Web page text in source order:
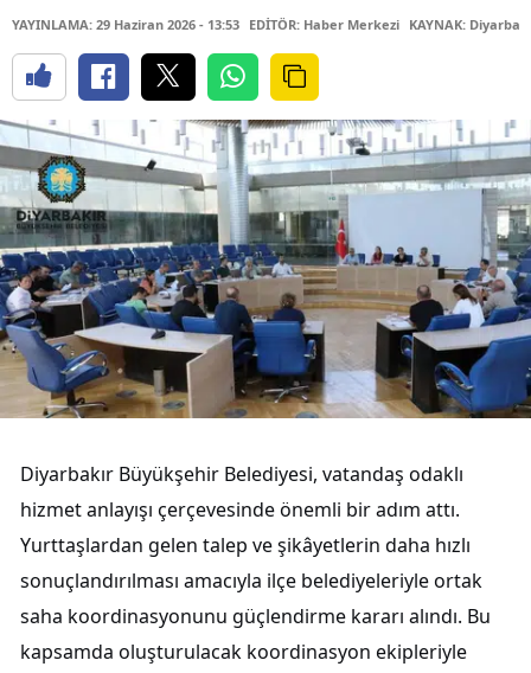
YAYINLAMA: 29 Haziran 2026 - 13:53 EDİTÖR: Haber Merkezi KAYNAK:
Diyarbakır Büyükşehir Belediyesi, vatandaş odaklı
hizmet anlayışı çerçevesinde önemli bir adım attı.
Yurttaşlardan gelen talep ve şikâyetlerin daha hızlı
sonuçlandırılması amacıyla ilçe belediyeleriyle ortak
saha koordinasyonunu güçlendirme kararı alındı. Bu
kapsamda oluşturulacak koordinasyon ekipleriyle